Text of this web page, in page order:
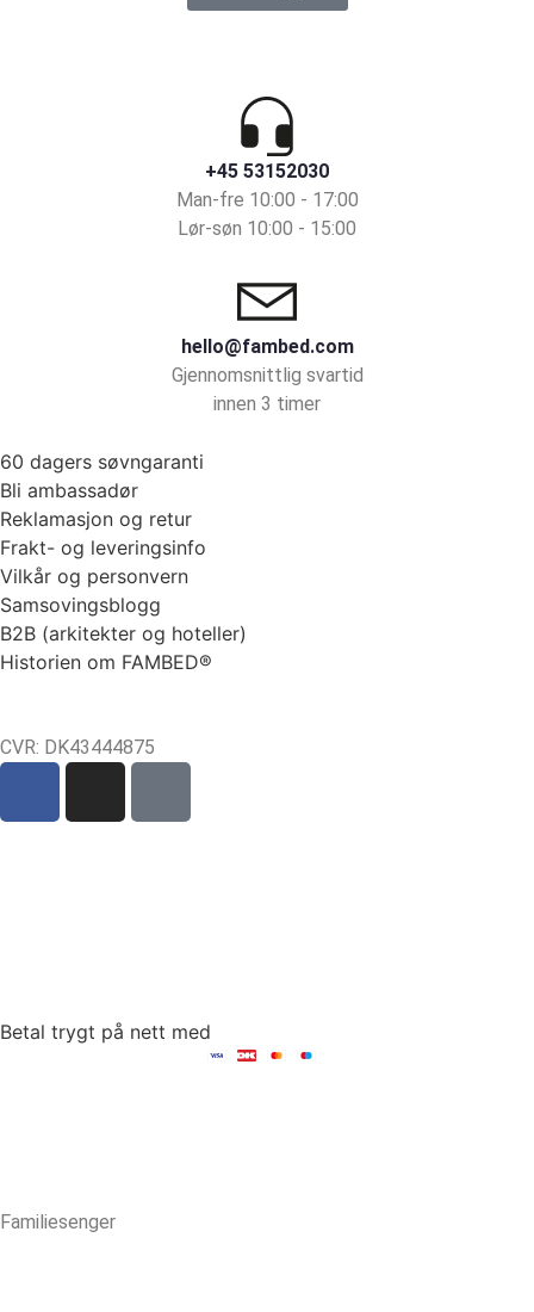
+45 53152030
Man-fre 10:00 - 17:00
Lør-søn 10:00 - 15:00
hello@fambed.com
Gjennomsnittlig svartid
innen 3 timer
60 dagers søvngaranti
Bli ambassadør
Reklamasjon og retur
Frakt- og leveringsinfo
Vilkår og personvern
Samsovingsblogg
B2B (arkitekter og hoteller)
Historien om FAMBED®
CVR: DK43444875
Betal trygt på nett med
Familiesenger